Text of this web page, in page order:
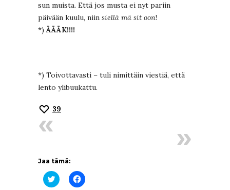
sun muista. Että jos musta ei nyt pariin
päivään kuulu, niin siellä mä sit oon!
*)ÄÄÄK!!!!
*) Toivottavasti – tuli nimittäin viestiä, että
lento ylibuukattu.
39
Jaa tämä:
Jaa
Twitterissä(Avautuu
Jaa
Facebookissa(Avautuu